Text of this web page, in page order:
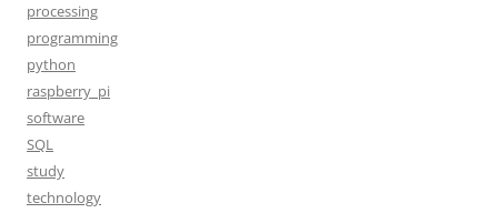
processing
programming
python
raspberry_pi
software
SQL
study
technology